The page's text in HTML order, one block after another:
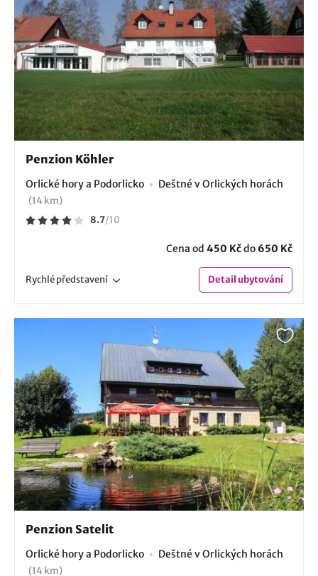
Penzion Köhler
Orlické hory a Podorlicko Deštné v Orlických horách
(14 km)
8.7/10
Cena od 450 Kčdo 650 Kč
Rychlépředstavení Detailubytování
Penzion Satelit
Orlické hory a Podorlicko Deštné v Orlických horách
(14 km)